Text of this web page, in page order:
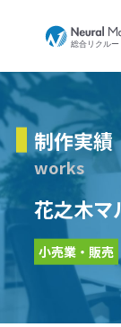
制作実績
works
花之木マ
小売業・販売